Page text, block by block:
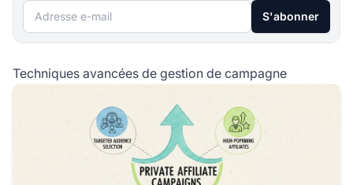
Adresse e-mail S'abonner
Techniques avancées de gestion de campagne